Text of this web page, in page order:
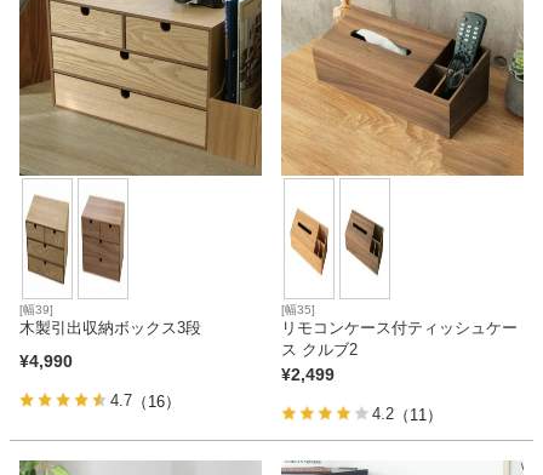
カーテン
マット
収納用品
キッチン用品
[幅39]
木製引出収納ボックス3段
¥4,990
4.7 （16）
[幅35]
リモコンケース付ティッシュケー
ス クルブ2
¥2,499
4.2 （11）